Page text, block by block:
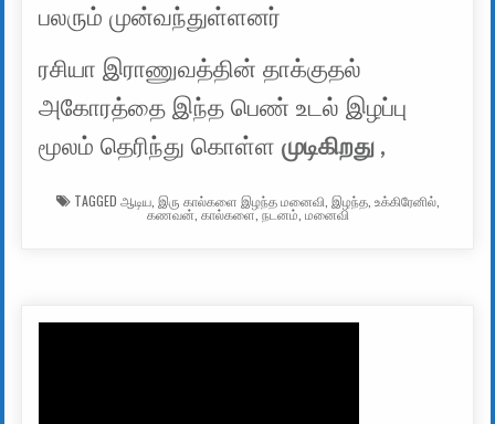
பலரும் முன்வந்துள்ளனர்
ரசியா இராணுவத்தின் தாக்குதல்
அகோரத்தை இந்த பெண் உடல் இழப்பு
மூலம் தெரிந்து கொள்ளமுடிகிறது ,
TAGGED ஆடிய, இரு கால்களை இழந்த மனைவி இழந்த, உக்கிரேனில்,
கணவன் கால்களை,நடனம் மனைவி